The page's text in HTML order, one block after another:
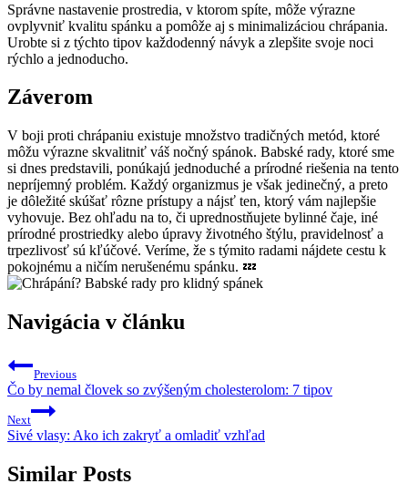
Správne nastavenie prostredia, ‍v ktorom ​spíte, ‍môže výrazne
⁢ovplyvniť kvalitu spánku a ⁤pomôže aj s minimalizáciou chrápania.
Urobte si z týchto ⁣tipov každodenný návyk a ⁤zlepšite svoje noci
rýchlo a jednoducho.
Záverom
V boji proti chrápaniu existuje množstvo tradičných⁢ metód, ktoré
môžu výrazne ⁢skvalitniť váš nočný spánok. Babské rady, ktoré sme
si dnes predstavili, ponúkajú jednoduché a prírodné riešenia na‍ tento
nepríjemný problém. Každý organizmus je však jedinečný,​ a preto
je dôležité skúšať rôzne prístupy a nájsť ten, ktorý vám najlepšie
⁢vyhovuje. Bez ohľadu na to, či uprednostňujete bylinné čaje, iné
prírodné prostriedky alebo úpravy životného štýlu, pravidelnosť a
trpezlivosť‍ sú kľúčové. Veríme, že s týmito radami nájdete cestu k
pokojnému ⁣a ničím ‌nerušenému spánku. 💤
Navigácia v článku
Previous
Čo by nemal človek so zvýšeným cholesterolom: 7 tipov
Next
Sivé vlasy: Ako ich zakryť a omladiť vzhľad
Similar Posts